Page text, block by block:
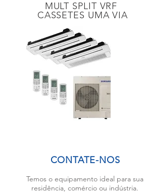
MULT SPLIT VRF
CASSETES UMA VIA
CONTATE-NOS
Temos o equipamento ideal para sua
residência, comércio ou indústria.